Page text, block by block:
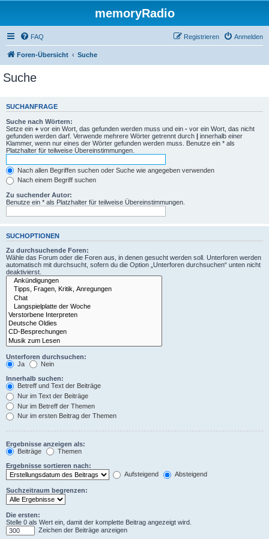
memoryRadio
FAQ Anmelden
Registrieren
Foren-Übersicht Suche
Suche
SUCHANFRAGE
Suche nach Wörtern:
Setze ein + vor ein Wort, das gefunden werden muss und ein - vor ein Wort, das nicht
gefunden werden darf. Verwende mehrere Wörter getrennt durch | innerhalb einer
Klammer, wenn nur eines der Wörter gefunden werden muss. Benutze ein * als
Platzhalter für teilweise Übereinstimmungen.
Nach allen Begriffen suchen oder Suche wie angegeben verwenden
Nach einem Begriff suchen
Zu suchender Autor:
Benutze ein * als Platzhalter für teilweise Übereinstimmungen.
SUCHOPTIONEN
Zu durchsuchende Foren:
Wähle das Forum oder die Foren aus, in denen gesucht werden soll. Unterforen werden
automatisch mit durchsucht, sofern du die Option „Unterforen durchsuchen“ unten nicht
deaktivierst.
Unterforen durchsuchen:
Ja
Nein
Innerhalb suchen:
Betreff und Text der Beiträge
Nur im Text der Beiträge
Nur im Betreff der Themen
Nur im ersten Beitrag der Themen
Ergebnisse anzeigen als:
Beiträge
Themen
Ergebnisse sortieren nach:
Aufsteigend
Absteigend
Suchzeitraum begrenzen:
Die ersten:
Stelle 0 als Wert ein, damit der komplette Beitrag angezeigt wird.
Zeichen der Beiträge anzeigen